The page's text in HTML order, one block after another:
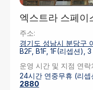
엑스트라 스페이
주소:
경기도 성남시 분당구
B2F, B1F, 1F(리셉션),
운영 시간 및 지점 연락
24시간 연중무휴 (리
2880